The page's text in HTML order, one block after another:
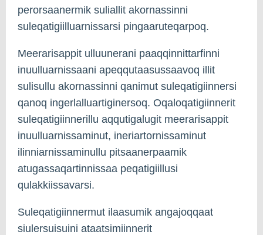
perorsaanermik suliallit akornassinni
suleqatigiilluarnissarsi pingaaruteqarpoq.
Meerarisappit ulluunerani paaqqinnittarfinni
inuulluarnissaani apeqqutaasussaavoq illit
sulisullu akornassinni qanimut suleqatigiinnersi
qanoq ingerlalluartiginersoq. Oqaloqatigiinnerit
suleqatigiinnerillu aqqutigalugit meerarisappit
inuulluarnissaminut, ineriartornissaminut
ilinniarnissaminullu pitsaanerpaamik
atugassaqartinnissaa peqatigiillusi
qulakkiissavarsi.
Suleqatigiinnermut ilaasumik angajoqqaat
siulersuisuini ataatsimiinnerit